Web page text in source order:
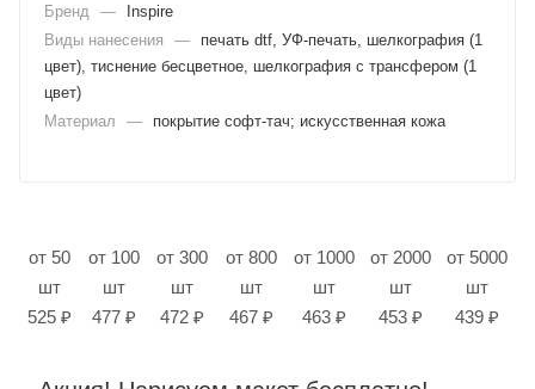
Бренд
—
Inspire
Виды нанесения
—
печать dtf, УФ-печать, шелкография (1
цвет), тиснение бесцветное, шелкография с трансфером (1
цвет)
Материал
— покрытие софт-тач; искусственная кожа
от 50
шт
525 ₽
от 100
шт
477 ₽
от 300
шт
472 ₽
от 800
шт
467 ₽
от 1000
шт
463 ₽
от 2000
шт
453 ₽
от 5000
шт
439 ₽